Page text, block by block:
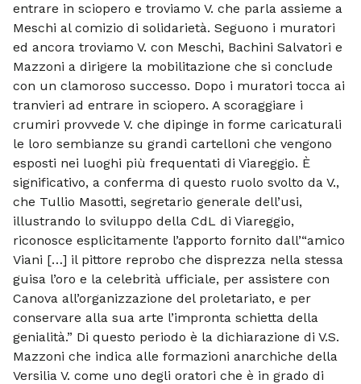
entrare in sciopero e troviamo V. che parla assieme a
Meschi al comizio di solidarietà. Seguono i muratori
ed ancora troviamo V. con Meschi, Bachini Salvatori e
Mazzoni a dirigere la mobilitazione che si conclude
con un clamoroso successo. Dopo i muratori tocca ai
tranvieri ad entrare in sciopero. A scoraggiare i
crumiri provvede V. che dipinge in forme caricaturali
le loro sembianze su grandi cartelloni che vengono
esposti nei luoghi più frequentati di Viareggio. È
significativo, a conferma di questo ruolo svolto da V.,
che Tullio Masotti, segretario generale dell’usi,
illustrando lo sviluppo della CdL di Viareggio,
riconosce esplicitamente l’apporto fornito dall’“amico
Viani […] il pittore reprobo che disprezza nella stessa
guisa l’oro e la celebrità ufficiale, per assistere con
Canova all’organizzazione del proletariato, e per
conservare alla sua arte l’impronta schietta della
genialità.” Di questo periodo è la dichiarazione di V.S.
Mazzoni che indica alle formazioni anarchiche della
Versilia V. come uno degli oratori che è in grado di